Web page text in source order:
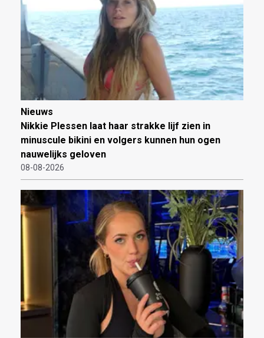
Nieuws
Nikkie Plessen laat haar strakke lijf zien in
minuscule bikini en volgers kunnen hun ogen
nauwelijks geloven
08-08-2026